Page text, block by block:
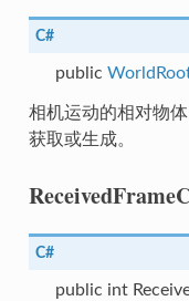
C#
public
相机运动的相对物
获取或生成。
C#
public int